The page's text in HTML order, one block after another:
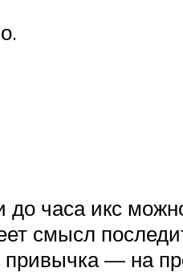
часа икс
смысл
привычка — на